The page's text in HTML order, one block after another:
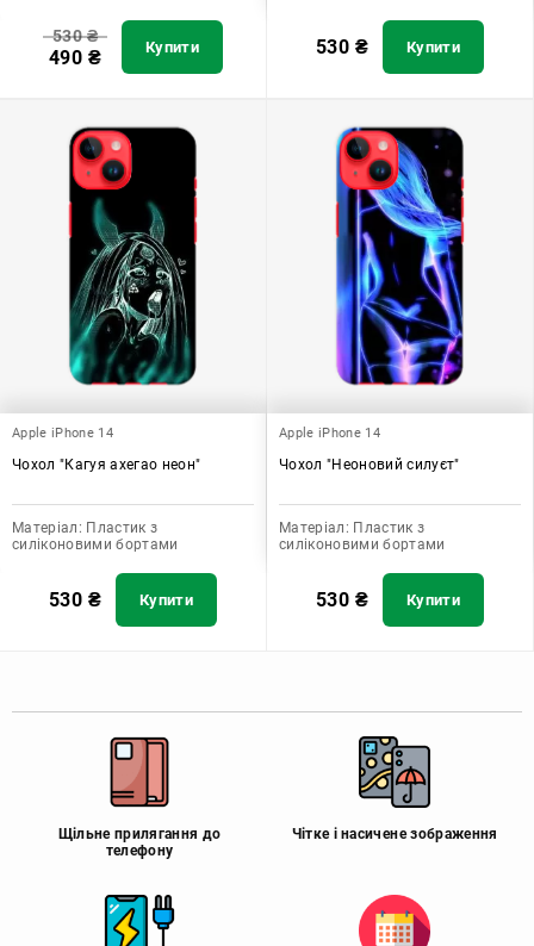
530₴
490 ₴ Купити 530 ₴ Купити
Apple iPhone 14
Чохол "Кагуя ахегао неон"
Матеріал: Пластик з
силіконовими бортами
530 ₴ Купити
Apple iPhone 14
Чохол "Неоновий силуєт"
Матеріал: Пластик з
силіконовими бортами
530 ₴ Купити
Щільне прилягання до
телефону
Чітке і насичене зображення